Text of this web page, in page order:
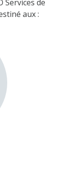
Services de
aux :